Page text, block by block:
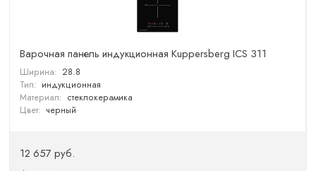
Варочная панель индукционная Kuppersberg ICS 311
Ширина: 28.8
Тип: индукционная
Материал: стеклокерамика
Цвет: черный
12 657 руб.